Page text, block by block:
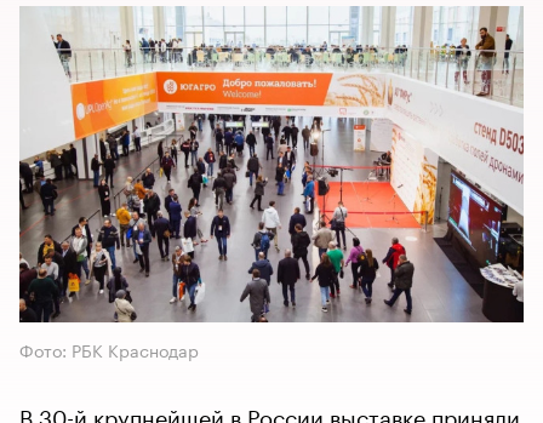
Фото: РБК Краснодар
В 30-й крупнейшей в России выставке приняли